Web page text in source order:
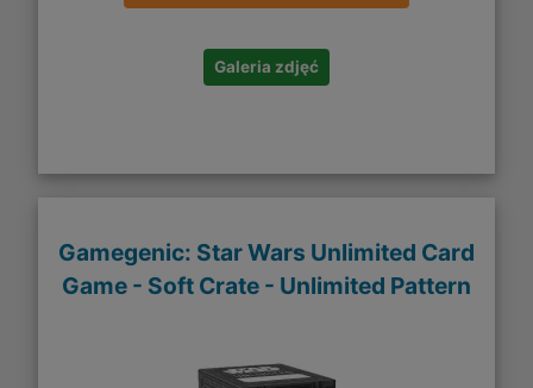
Galeria zdjęć
Gamegenic: Star Wars Unlimited Card
Game - Soft Crate - Unlimited Pattern